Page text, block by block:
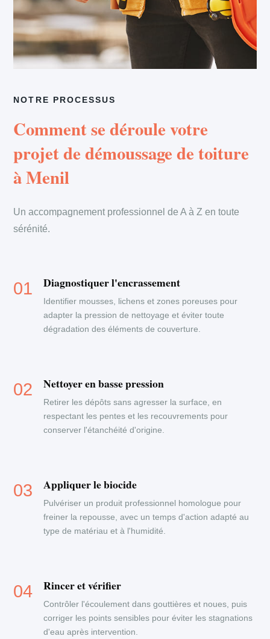
NOTRE PROCESSUS
Comment se déroule votre
projet de démoussage de toiture
à Menil
Un accompagnement professionnel de A à Z en toute
sérénité.
Diagnostiquer l'encrassement
Identifier mousses, lichens et zones poreuses pour
adapter la pression de nettoyage et éviter toute
dégradation des éléments de couverture.
Nettoyer en basse pression
Retirer les dépôts sans agresser la surface, en
respectant les pentes et les recouvrements pour
conserver l'étanchéité d'origine.
Appliquer le biocide
Pulvériser un produit professionnel homologue pour
freiner la repousse, avec un temps d'action adapté au
type de matériau et à l'humidité.
Rincer et vérifier
Contrôler l'écoulement dans gouttières et noues, puis
corriger les points sensibles pour éviter les stagnations
d'eau après intervention.